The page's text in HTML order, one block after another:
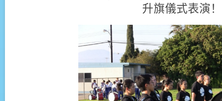
升旗儀式表演！